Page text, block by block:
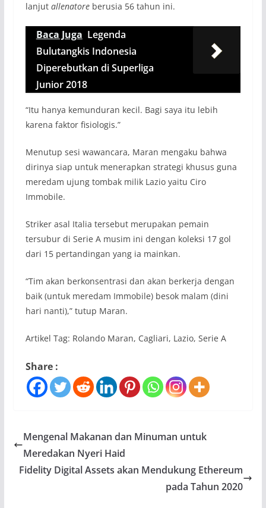
lanjut allenatoreberusia 56 tahun ini.
Baca Juga Legenda
Bulutangkis Indonesia
Diperebutkan di Superliga
Junior 2018
“Itu hanya kemunduran kecil. Bagi saya itu lebih
karena faktor fisiologis.”
Menutup sesi wawancara, Maran mengaku bahwa
dirinya siap untuk menerapkan strategi khusus guna
meredam ujung tombak milik Lazio yaitu Ciro
Immobile.
Striker asal Italia tersebut merupakan pemain
tersubur di Serie A musim ini dengan koleksi 17 gol
dari 15 pertandingan yang ia mainkan.
“Tim akan berkonsentrasi dan akan berkerja dengan
baik (untuk meredam Immobile) besok malam (dini
hari nanti),” tutup Maran.
Artikel Tag: Rolando Maran, Cagliari, Lazio, Serie A
Share :
Mengenal Makanan dan Minuman untuk
Meredakan Nyeri Haid
Fidelity Digital Assets akan Mendukung Ethereum
pada Tahun 2020